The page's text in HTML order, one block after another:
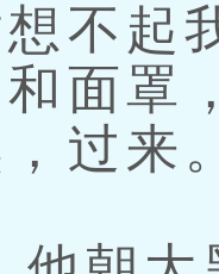
不起
面罩
过来